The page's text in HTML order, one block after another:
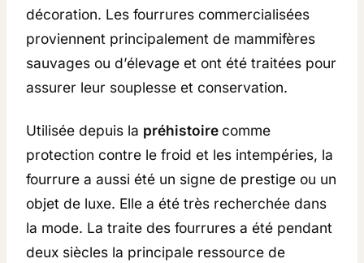
décoration. Les fourrures commercialisées
proviennent principalement de mammifères
sauvages ou d’élevage et ont été traitées pour
assurer leur souplesse et conservation.
Utilisée depuis la préhistoire comme
protection contre le froid et les intempéries, la
fourrure a aussi été un signe de prestige ou un
objet de luxe. Elle a été très recherchée dans
la mode. La traite des fourrures a été pendant
deux siècles la principale ressource de